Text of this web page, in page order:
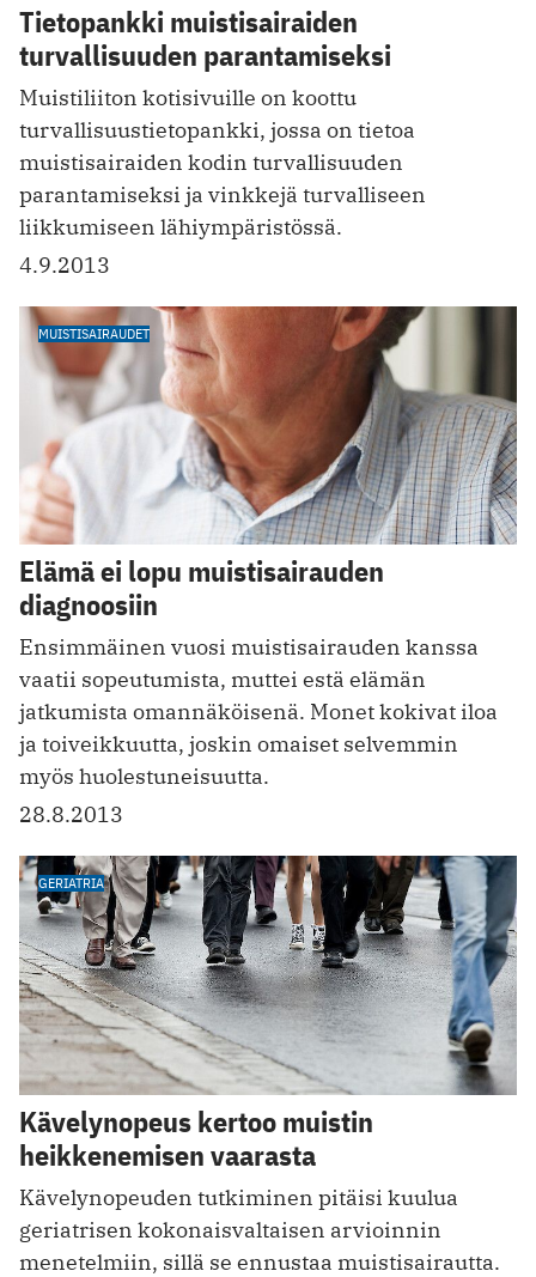
Tietopankki muistisairaiden
turvallisuuden parantamiseksi
Muistiliiton kotisivuille on koottu
turvallisuustietopankki, jossa on tietoa
muistisairaiden kodin turvallisuuden
parantamiseksi ja vinkkejä turvalliseen
liikkumiseen lähiympäristössä.
4.9.2013
MUISTISAIRAUDET
Elämä ei lopu muistisairauden
diagnoosiin
Ensimmäinen vuosi muistisairauden kanssa
vaatii ­sopeutumista, muttei estä elämän
jatkumista omannäköisenä. Monet kokivat iloa
ja toiveikkuutta, joskin omaiset selvemmin
myös huolestuneisuutta.
28.8.2013
GERIATRIA
Kävelynopeus kertoo muistin
heikkenemisen vaarasta
Kävelynopeuden tutkiminen pitäisi kuulua
geriatrisen kokonaisvaltaisen arvioinnin
menetelmiin, sillä se ennustaa muistisairautta.